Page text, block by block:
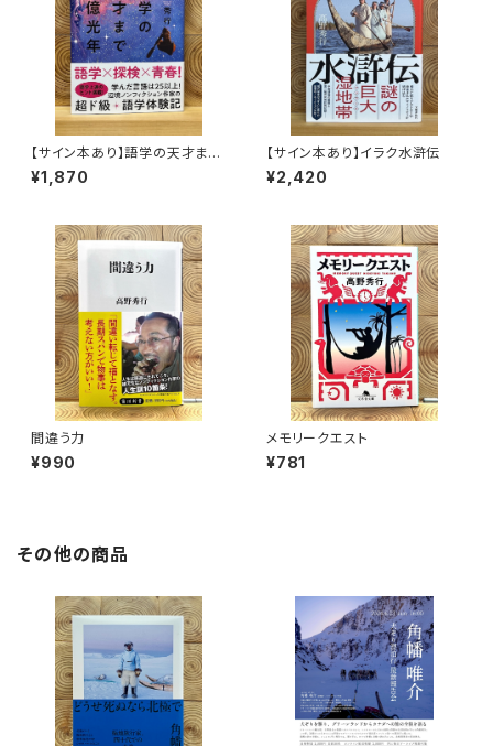
【サイン本あり】語学の天才まで
1億光年
¥1,870
【サイン本あり】イラク水滸伝
¥2,420
間違う力
¥990
メモリークエスト
¥781
その他の商品